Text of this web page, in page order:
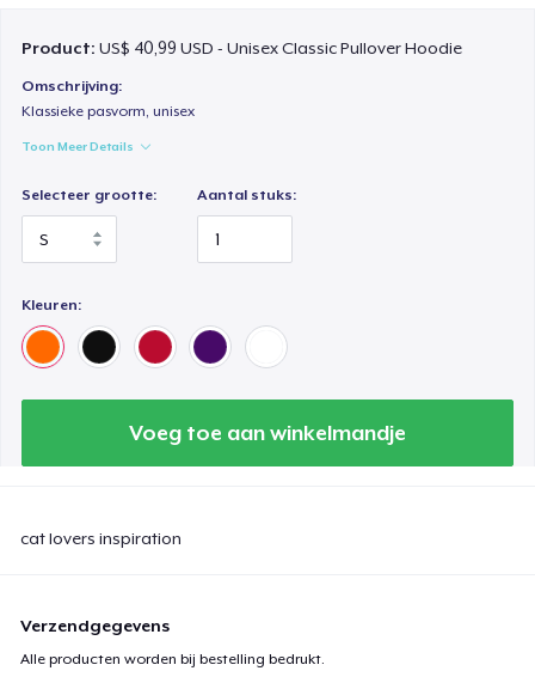
Product:US$ 40,99 USD - Unisex Classic Pullover Hoodie
Omschrijving:
Klassieke pasvorm, unisex
Toon Meer Details
Selecteer grootte: Aantal stuks:
Kleuren:
Voeg toe aan winkelmandje
cat lovers inspiration
Verzendgegevens
Alle producten worden bij bestelling bedrukt.